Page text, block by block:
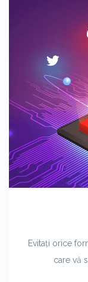
Evitați orice
care vă